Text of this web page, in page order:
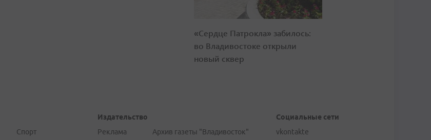
«Сердце Патрокла» забилось:
во Владивостоке открыли
новый сквер
Спорт
Издательство
Реклама
Архив газеты "Владивосток"
Социальные сети
vkontakte